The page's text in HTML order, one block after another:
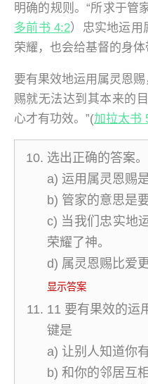
明确的规则。“所求于管
多前书 4:2）忠实地运用
荣耀，也会给基督的身体
要有果效地运用属灵恩
赐就无法达到其本来的
心才有功效。”(加拉太书
选出正确的答案。
a) 运用属灵恩赐
b) 管家的意思是
c) 当我们忠实地
荣耀了神。
d) 属灵恩赐比爱更
显示答案
11 要有果效的运
键是
a) 让别人知道你
b) 和你的邻居互